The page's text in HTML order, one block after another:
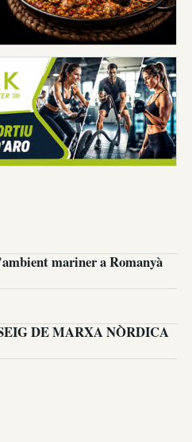
mariner a Romanyà
DE MARXA NÒRDICA